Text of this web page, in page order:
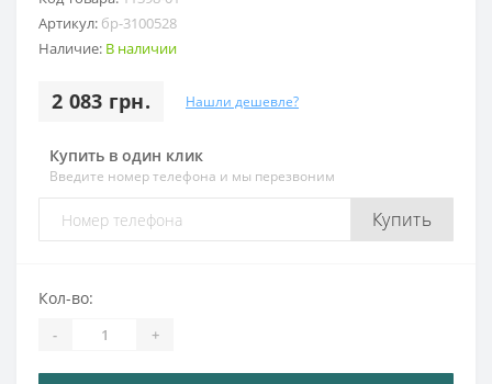
Артикул: бр-3100528
Наличие: В наличии
2 083 грн. Нашли дешевле?
Купить в один клик
Введите номер телефона и мы перезвоним
Купить
Кол-во:
- +